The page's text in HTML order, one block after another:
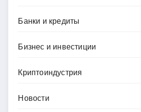
Банки и кредиты
Бизнес и инвестиции
Криптоиндустрия
Новости